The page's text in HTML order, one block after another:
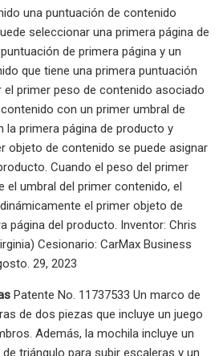
una puntuación de contenido
seleccionar una primera página de
de primera página y un
que tiene una primera puntuación
primer peso de contenido asociado
con un primer umbral de
primera página de producto y
objeto de contenido se puede asignar
Cuando el peso del primer
el umbral del primer contenido, el
el primer objeto de
página del producto. Inventor: Chris
Cesionario: CarMax Business
29, 2023
Patente No. 11737533 Un marco de
de dos piezas que incluye un juego
Además, la mochila incluye un
triángulo para subir escaleras y un